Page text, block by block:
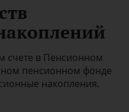
счете в Пенсионном
пенсионном фонде
накопления.